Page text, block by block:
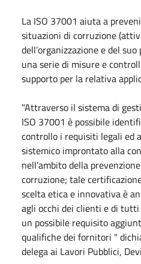
La ISO 37001 aiuta a
situazioni di corruzione
dell’organizzazione e del
una serie di misure e
supporto per la relativa
"Attraverso il sistema di
ISO 37001 è possibile
controllo i requisiti legali ed
sistemico improntato alla
nell’ambito della
corruzione; tale
scelta etica e innovativa è
agli occhi dei clienti e di
un possibile requisito
qualifiche dei fornitori "
delega ai Lavori Pubblici,